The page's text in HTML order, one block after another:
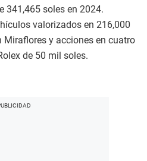
341,465 soles en 2024.
valorizados en 216,000
Miraflores y acciones en cuatro
de 50 mil soles.